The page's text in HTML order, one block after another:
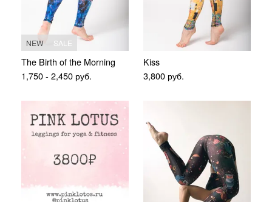
NEW SALE
The Birth of the Morning
1,750- 2,450 руб.
Kiss
3,800 руб.